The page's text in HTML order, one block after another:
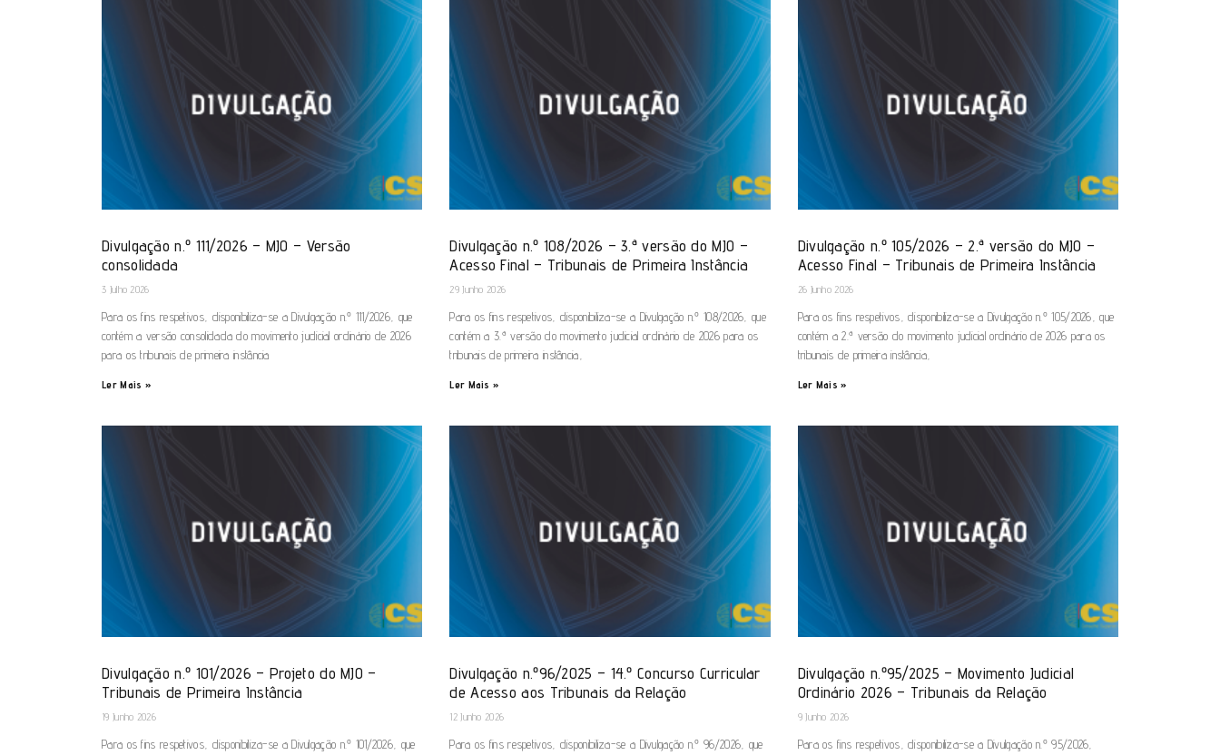
Divulgação n.º 111/2026 – MJO – Versão
consolidada
3 Julho 2026
Para os fins respetivos, disponibiliza-se a Divulgação n.º 111/2026, que
contém a versão consolidada do movimento judicial ordinário de 2026
para os tribunais de primeira instância
Ler Mais »
Divulgação n.º 108/2026 – 3.ª versão do MJO –
Acesso Final – Tribunais de Primeira Instância
29 Junho 2026
Para os fins respetivos, disponibiliza-se a Divulgação n.º 108/2026, que
contém a 3.ª versão do movimento judicial ordinário de 2026 para os
tribunais de primeira instância,
Ler Mais »
Divulgação n.º 105/2026 – 2.ª versão do MJO –
Acesso Final – Tribunais de Primeira Instância
26 Junho 2026
Para os fins respetivos, disponibiliza-se a Divulgação n.º 105/2026, que
contém a 2.ª versão do movimento judicial ordinário de 2026 para os
tribunais de primeira instância,
Ler Mais »
Divulgação n.º 101/2026 – Projeto do MJO –
Tribunais de Primeira Instância
19 Junho 2026
Para os fins respetivos, disponibiliza-se a Divulgação n.º 101/2026, que
Divulgação n.º96/2025 – 14.º Concurso Curricular
de Acesso aos Tribunais da Relação
12 Junho 2026
Para os fins respetivos, disponibiliza-se a Divulgação n.º 96/2026, que
Divulgação n.º95/2025 – Movimento Judicial
Ordinário 2026 – Tribunais da Relação
9 Junho 2026
Para os fins respetivos, disponibiliza-se a Divulgação n.º 95/2026,